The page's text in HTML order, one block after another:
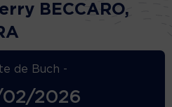
BECCARO,
de Buch -
02/2026